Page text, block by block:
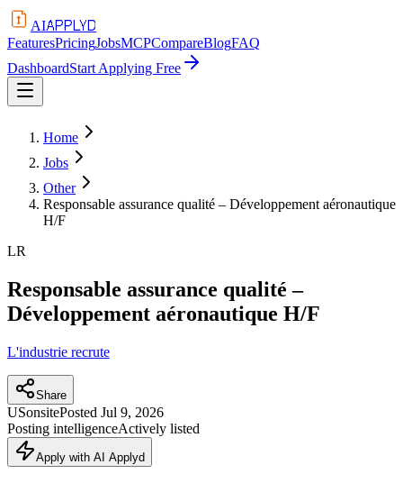
AIAPPLYD
FeaturesPricingJobsMCPCompareBlogFAQ
DashboardStart Applying Free
Home
Jobs
Other
Responsable assurance qualité – Développement aéronautique
H/F
LR
Responsable assurance qualité –
Développement aéronautique H/F
L'industrie recrute
Share
USonsitePosted Jul 9, 2026
Posting intelligenceActively listed
Apply with AI Applyd